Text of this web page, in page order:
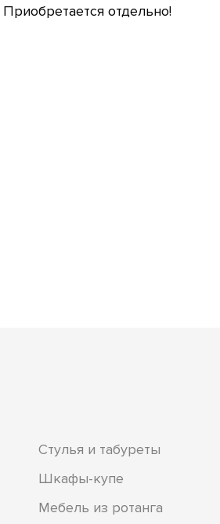
отдельно!
Стулья и табуреты
Шкафы-купе
Мебель из ротанга